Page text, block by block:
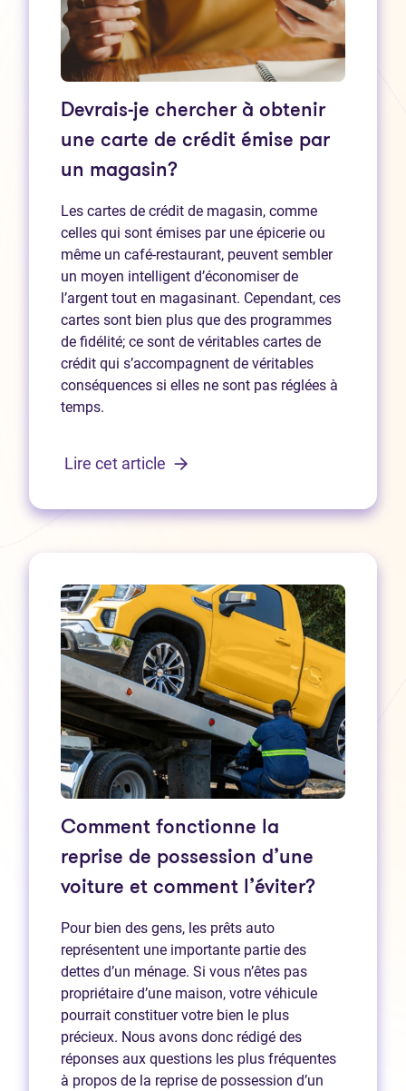
Devrais-je chercher à obtenir
une carte de crédit émise par
un magasin?
Les cartes de crédit de magasin, comme
celles qui sont émises par une épicerie ou
même un café-restaurant, peuvent sembler
un moyen intelligent d’économiser de
l’argent tout en magasinant. Cependant, ces
cartes sont bien plus que des programmes
de fidélité; ce sont de véritables cartes de
crédit qui s’accompagnent de véritables
conséquences si elles ne sont pas réglées à
temps.
Lire cet article
Comment fonctionne la
reprise de possession d’une
voiture et comment l’éviter?
Pour bien des gens, les prêts auto
représentent une importante partie des
dettes d’un ménage. Si vous n’êtes pas
propriétaire d’une maison, votre véhicule
pourrait constituer votre bien le plus
précieux. Nous avons donc rédigé des
réponses aux questions les plus fréquentes
à propos de la reprise de possession d’un